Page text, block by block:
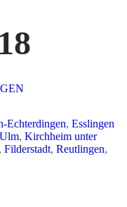
Echterdingen, Esslingen
Ulm, Kirchheim unter
, Filderstadt, Reutlingen,